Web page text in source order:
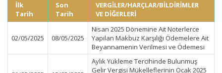
İlk
Tarih
Son
Tarih
VERGİLER/HARÇLAR/BİLDİRİMLER
VE DİĞERLERİ
02/05/2025 08/05/2025
Nisan 2025 Dönemine Ait Noterlerce
Yapılan Makbuz Karşılığı Ödemelere Ait
Beyannamenin Verilmesi ve Ödemesi
Aylık Yükleme Tercihinde Bulunmuş
Gelir Vergisi Mükelleflerinin Ocak 2025